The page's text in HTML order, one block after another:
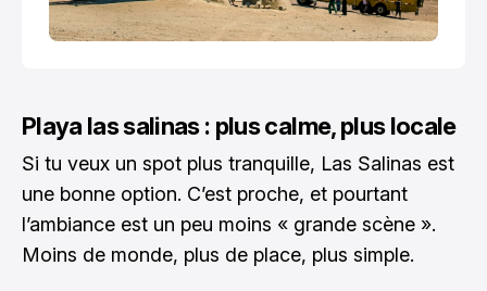
Playa las salinas : plus calme, plus locale
Si tu veux un spot plus tranquille, Las Salinas est
une bonne option. C’est proche, et pourtant
l’ambiance est un peu moins « grande scène ».
Moins de monde, plus de place, plus simple.